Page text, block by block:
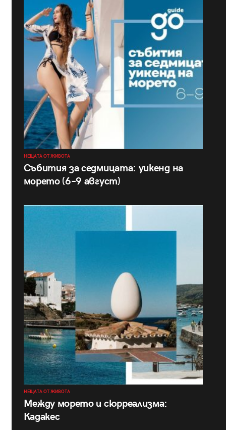
НЕЩАТА ОТ ЖИВОТА
Събития за седмицата: уикенд на
морето (6–9 август)
НЕЩАТА ОТ ЖИВОТА
Между морето и сюрреализма:
Кадакес